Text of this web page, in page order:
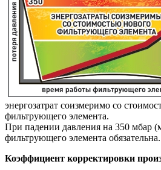
энергозатрат соизмеримо со
фильтрующего элемента.
При падении давления на 350 мбар
фильтрующего элемента обязательна.
Коэффициент корректировки